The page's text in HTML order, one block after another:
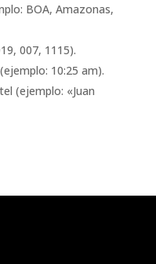
BOA, Amazonas,
007, 1115).
10:25 am).
(ejemplo: «Juan